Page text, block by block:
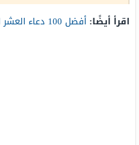
اقرأ أيضًا: أفضل 100 دعاء العشر الأوائل من ذي الحجة مكتوب